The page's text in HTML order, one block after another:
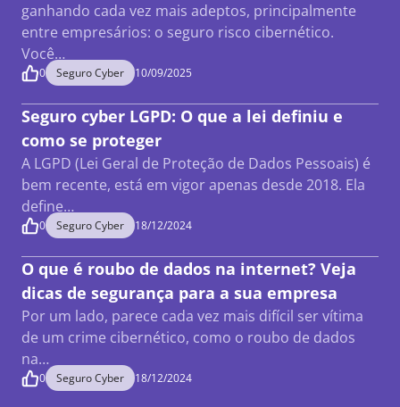
ganhando cada vez mais adeptos, principalmente
entre empresários: o seguro risco cibernético.
Você…
0 Seguro Cyber 10/09/2025
Seguro cyber LGPD: O que a lei definiu e
como se proteger
A LGPD (Lei Geral de Proteção de Dados Pessoais) é
bem recente, está em vigor apenas desde 2018. Ela
define…
0 Seguro Cyber 18/12/2024
O que é roubo de dados na internet? Veja
dicas de segurança para a sua empresa
Por um lado, parece cada vez mais difícil ser vítima
de um crime cibernético, como o roubo de dados
na…
0 Seguro Cyber 18/12/2024